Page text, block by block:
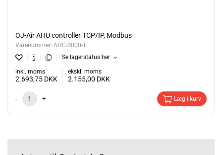
OJ-Air AHU controller TCP/IP, Modbus
Varenummer: AHC-3000-T
Se lagerstatus her
inkl. moms
2.693,75 DKK
ekskl. moms
2.155,00 DKK
- + Læg i kurv